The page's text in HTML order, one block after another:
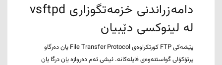
دامەزراندنی خزمەتگوزاری vsftpd
لە لینوکسی دێبیان
پێشەکی FTP کورتکراوەی File Transfer Protocol یان دەرگاو
پرتۆکۆلی گواستنەوەی فایلەکانە. ئیشی ئەم دەروازە یان درگا یان